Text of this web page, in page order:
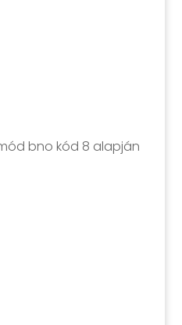
bno kód 8 alapján